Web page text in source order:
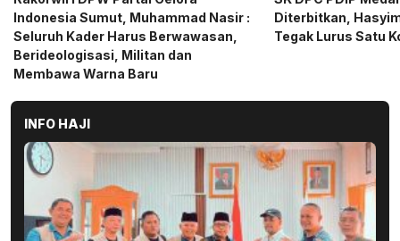
Diterbitkan, Hasyim SE: Solid dan
Tegak Lurus Satu Komando
Gerindra Sumut
Sembako kepada
INFO HAJI